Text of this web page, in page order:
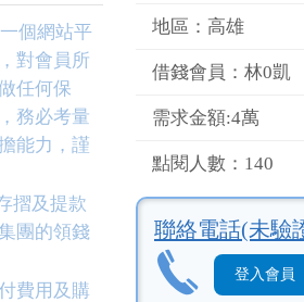
個網站平
對會員所
任何保
務必考量
能力，謹
摺及提款
團的領錢
費用及購
地區：高雄
借錢會員：林0凱
需求金額:4萬
點閱人數：140
聯絡電話(未驗
登入會員